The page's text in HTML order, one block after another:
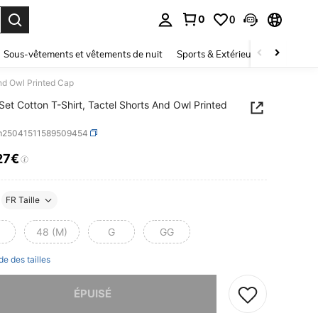
0 0
Sous-vêtements et vêtements de nuit Sports & Extérieur Enfants
Owl Printed Cap
Cotton T-Shirt, Tactel Shorts And Owl Printed
AND AVAILABILITY
FR Taille
48 (M) G GG
des tailles
ÉPUISÉ